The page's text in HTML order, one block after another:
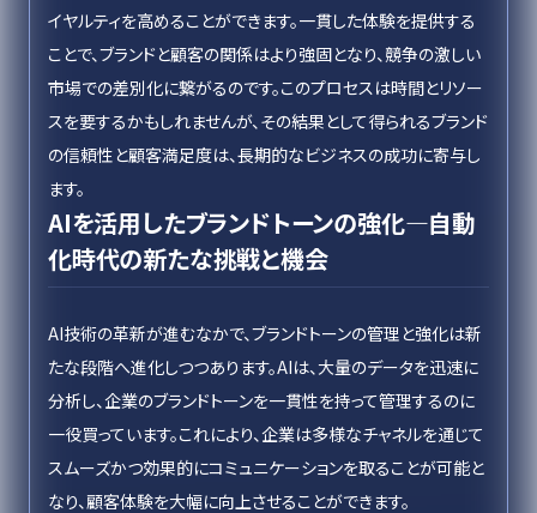
イヤルティを高めることができます。一貫した体験を提供する
ことで、ブランドと顧客の関係はより強固となり、競争の激しい
市場での差別化に繋がるのです。このプロセスは時間とリソー
スを要するかもしれませんが、その結果として得られるブランド
の信頼性と顧客満足度は、長期的なビジネスの成功に寄与し
ます。
AIを活用したブランドトーンの強化—自動
化時代の新たな挑戦と機会
AI技術の革新が進むなかで、ブランドトーンの管理と強化は新
たな段階へ進化しつつあります。AIは、大量のデータを迅速に
分析し、企業のブランドトーンを一貫性を持って管理するのに
一役買っています。これにより、企業は多様なチャネルを通じて
スムーズかつ効果的にコミュニケーションを取ることが可能と
なり、顧客体験を大幅に向上させることができます。